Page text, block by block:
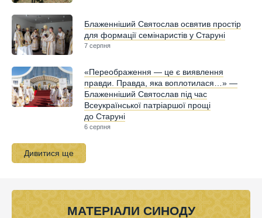
Блаженніший Святослав освятив простір
для формації семінаристів у Старуні
7 серпня
«Переображення — це є виявлення
правди. Правда, яка воплотилася…» —
Блаженніший Святослав під час
Всеукраїнської патріаршої прощі
до Старуні
6 серпня
Дивитися ще
МАТЕРІАЛИ СИНОДУ